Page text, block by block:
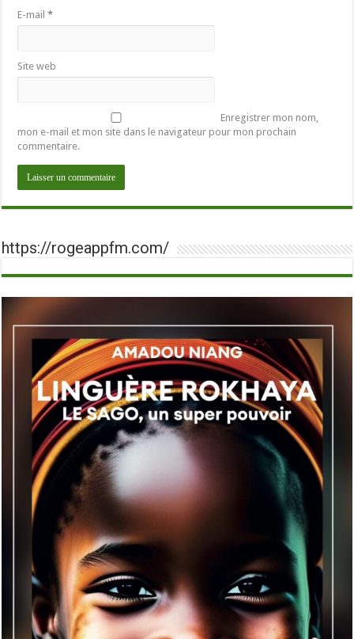
E-mail*
Site web
Enregistrer mon nom,
mon e-mail et mon site dans le navigateur pour mon prochain
commentaire.
https://rogeappfm.com/